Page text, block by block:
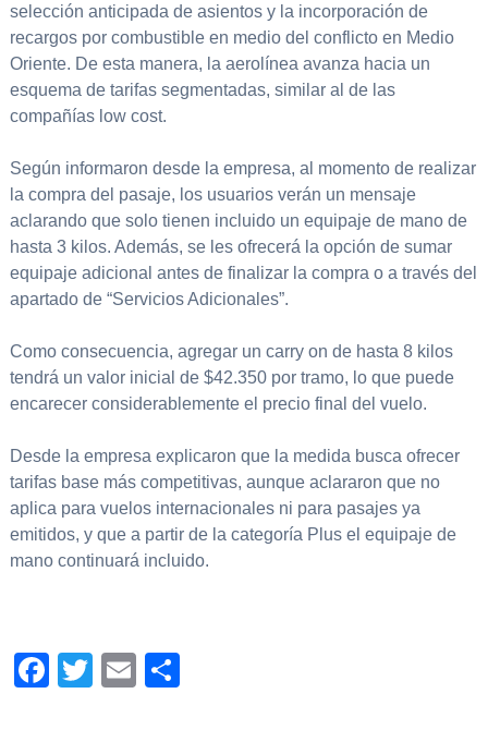
selección anticipada de asientos y la incorporación de
recargos por combustible en medio del conflicto en Medio
Oriente. De esta manera, la aerolínea avanza hacia un
esquema de tarifas segmentadas, similar al de las
compañías low cost.
Según informaron desde la empresa, al momento de realizar
la compra del pasaje, los usuarios verán un mensaje
aclarando que solo tienen incluido un equipaje de mano de
hasta 3 kilos. Además, se les ofrecerá la opción de sumar
equipaje adicional antes de finalizar la compra o a través del
apartado de “Servicios Adicionales”.
Como consecuencia, agregar un carry on de hasta 8 kilos
tendrá un valor inicial de $42.350 por tramo, lo que puede
encarecer considerablemente el precio final del vuelo.
Desde la empresa explicaron que la medida busca ofrecer
tarifas base más competitivas, aunque aclararon que no
aplica para vuelos internacionales ni para pasajes ya
emitidos, y que a partir de la categoría Plus el equipaje de
mano continuará incluido.
Facebook
TwitterEmail